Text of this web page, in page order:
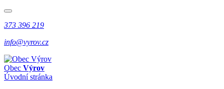
373 396 219
info@vyrov.cz
Obec Výrov
Úvodní stránka